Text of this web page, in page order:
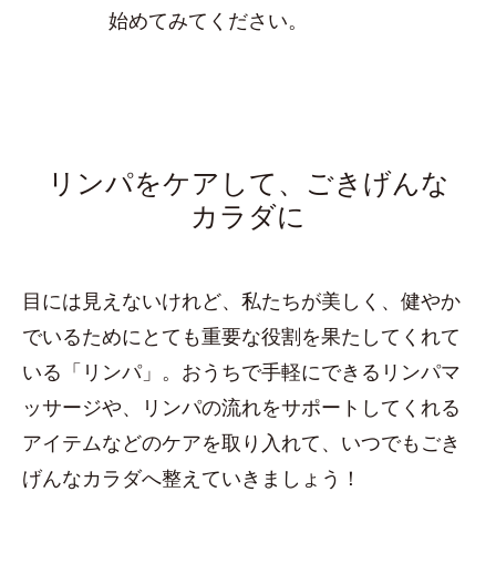
始めてみてください。
リンパをケアして、ごきげんな
カラダに
目には見えないけれど、私たちが美しく、健やか
でいるためにとても重要な役割を果たしてくれて
いる「リンパ」。おうちで手軽にできるリンパマ
ッサージや、リンパの流れをサポートしてくれる
アイテムなどのケアを取り入れて、いつでもごき
げんなカラダへ整えていきましょう！